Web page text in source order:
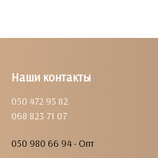
Наши контакты
050 472 95 82
068 823 71 07
050 980 66 94 - Опт